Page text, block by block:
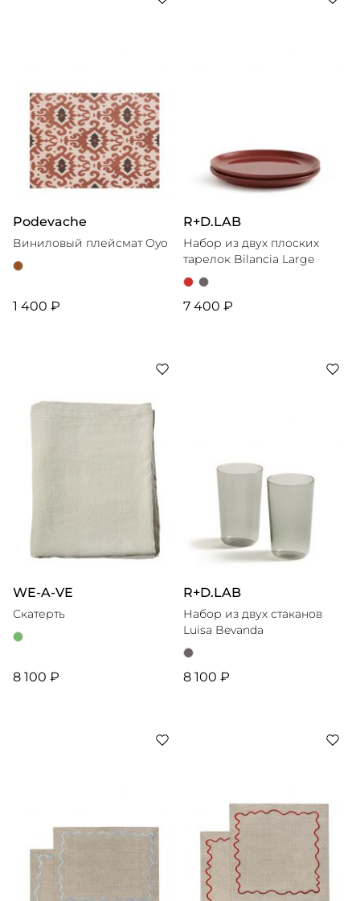
Podevache
Виниловый плейсмат Oyo
1 400 ₽
R+D.LAB
Набор из двух плоских
тарелок Bilancia Large
7 400 ₽
WE-A-VE
Скатерть
8 100 ₽
R+D.LAB
Набор из двух стаканов
Luisa Bevanda
8 100 ₽